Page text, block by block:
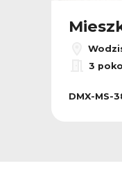
3
DMX-MS-